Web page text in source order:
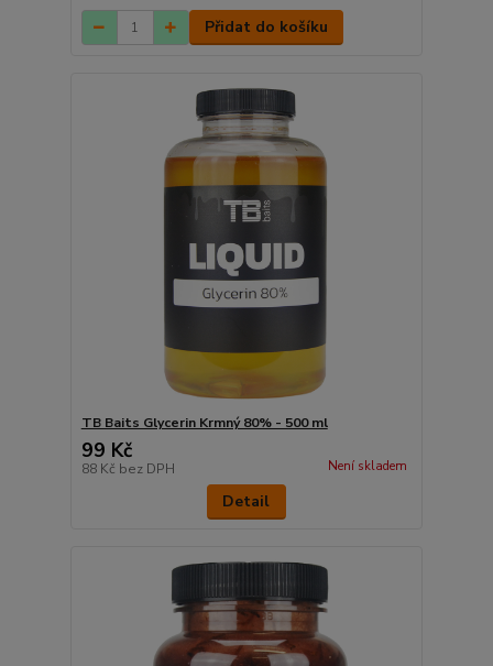
Přidat do košíku
TB Baits Glycerin Krmný 80% - 500 ml
99 Kč
88 Kč bez DPH Není skladem
Detail